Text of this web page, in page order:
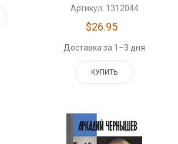
Артикул: 1312044
$26.95
Доставка за 1–3 дня
КУПИТЬ